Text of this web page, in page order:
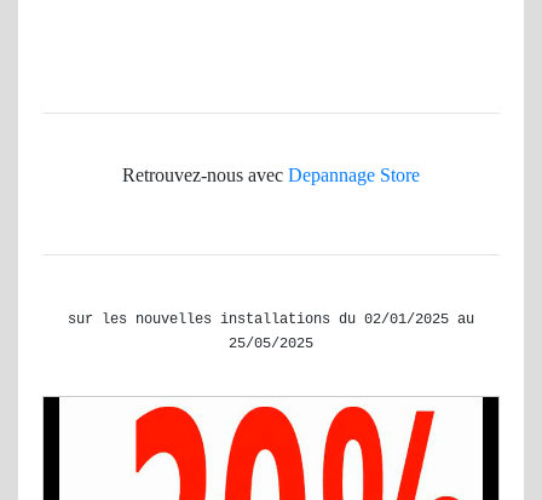
Retrouvez-nous avec Depannage Store
sur les nouvelles installations du 02/01/2025 au
25/05/2025